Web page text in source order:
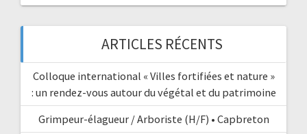
ARTICLES RÉCENTS
Colloque international « Villes fortifiées et nature »
: un rendez-vous autour du végétal et du patrimoine
Grimpeur-élagueur / Arboriste (H/F) • Capbreton